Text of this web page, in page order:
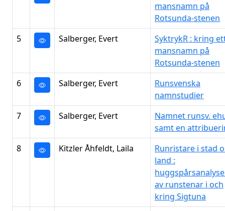
mansnamn på
Rotsunda-stenen
5
Salberger, Evert
SyktrykR : kring
mansnamn på
Rotsunda-stenen
6
Salberger, Evert
Runsvenska
namnstudier
7
Salberger, Evert
Namnet runsv.
samt en
8
Kitzler Åhfeldt, Laila
Runristare i stad
land :
av runstenar i och
kring Sigtuna